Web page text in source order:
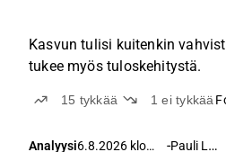
Kasvun tulisi kuitenkin
tukee myös tuloskehitystä.
15 tykkää 1ei tykkää
Analyysi6.8.2026 klo - Pauli Lohi